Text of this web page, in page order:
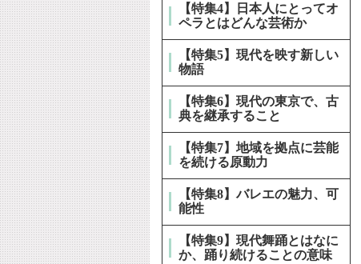
【特集4】日本人にとってオ
ペラとはどんな芸術か
【特集5】現代を映す新しい
物語
【特集6】現代の東京で、古
典を継承すること
【特集7】地域を拠点に芸能
を続ける原動力
【特集8】バレエの魅力、可
能性
【特集9】現代舞踊とはなに
か、踊り続けることの意味